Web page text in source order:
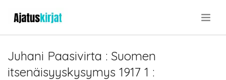
Juhani Paasivirta : Suomen
itsenäisyyskysymys 1917 1 :